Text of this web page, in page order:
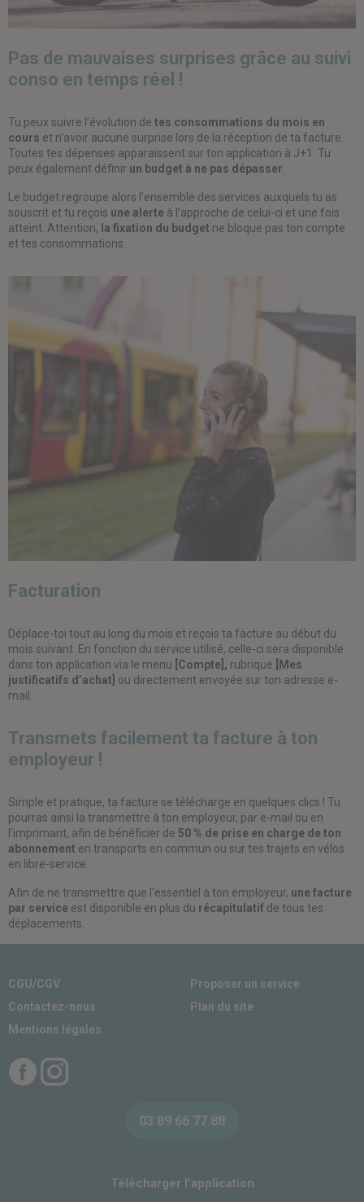
Pas de mauvaises surprises grâce au suivi
conso en temps réel !
Tu peux suivre l’évolution de tes consommations du mois en
cours et n’avoir aucune surprise lors de la réception de ta facture.
Toutes tes dépenses apparaissent sur ton application à J+1. Tu
peux également définir un budget à ne pas dépasser
Le budget regroupe alors l’ensemble des services auxquels tu as
souscrit et tu reçois une alerte à l’approche de celui-ci et une fois
atteint. Attention, la fixation du budget ne bloque pas ton compte
et tes consommations.
Facturation
Déplace-toi tout au long du mois et reçois ta facture au début du
mois suivant. En fonction du service utilisé, celle-ci sera disponible
dans ton application via le menu [Compte], rubrique
[Mes
justificatifs d’achat] ou directement envoyée sur ton adresse e-
mail.
Transmets facilement ta facture à ton
employeur !
Simple et pratique, ta facture se télécharge en quelques clics ! Tu
pourras ainsi la transmettre à ton employeur, par e-mail ou en
l’imprimant, afin de bénéficier de 50 % de prise en charge de ton
abonnement en transports en commun ou sur tes trajets en vélos
en libre-service.
Afin de ne transmettre que l’essentiel à ton employeur, une facture
par service est disponible en plus du récapitulatif de tous tes
déplacements.
CGU/CGV
Contactez-nous
Mentions légales
Proposer un service
Plan du site
03 89 66 77 88
Télécharger l'application